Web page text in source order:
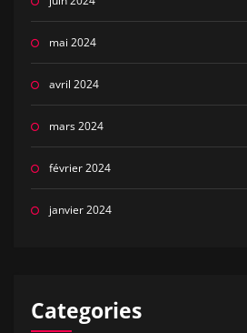
mai 2024
avril 2024
mars 2024
février 2024
janvier 2024
Categories